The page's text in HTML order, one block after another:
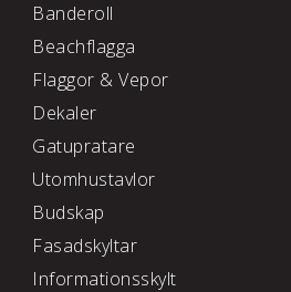
Banderoll
Beachflagga
Flaggor & Vepor
Dekaler
Gatupratare
Utomhustavlor
Budskap
Fasadskyltar
Informationsskylt